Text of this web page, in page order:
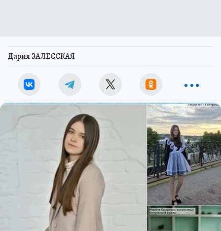
Дария ЗАЛЕССКАЯ